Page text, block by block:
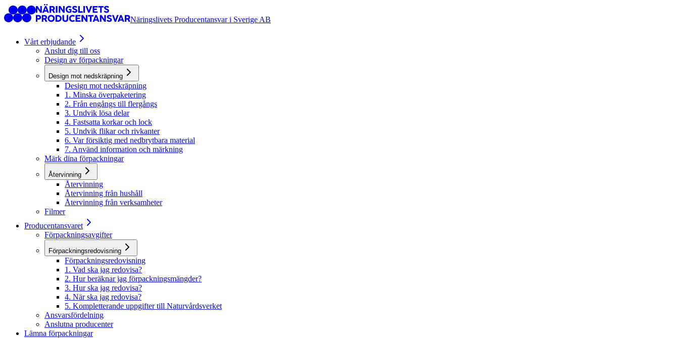
Näringslivets Producentansvar i Sverige AB
Vårt erbjudande
Anslut dig till oss
Design av förpackningar
Design mot nedskräpning
Design mot nedskräpning
1. Minska överpaketering
2. Från engångs till flergångs
3. Undvik lösa delar
4. Fastsatta korkar och lock
5. Undvik flikar och rivkanter
6. Var försiktig med nedbrytbara material
7. Använd information och märkning
Märk dina förpackningar
Återvinning
Återvinning
Återvinning från hushåll
Återvinning från verksamheter
Filmer
Producentansvaret
Förpackningsavgifter
Förpackningsredovisning
Förpackningsredovisning
1. Vad ska jag redovisa?
2. Hur beräknar jag förpackningsmängder?
3. Hur ska jag redovisa?
4. När ska jag redovisa?
5. Kompletterande uppgifter till Naturvårdsverket
Ansvarsfördelning
Anslutna producenter
Lämna förpackningar